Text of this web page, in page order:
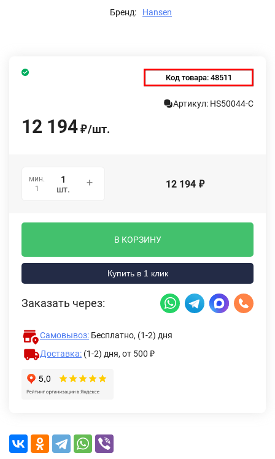
Бренд: Hansen
Код товара: 48511
Артикул: HS50044-C
12 194 ₽/шт.
мин.
1
шт. 12 194 ₽
В КОРЗИНУ
Купить в 1 клик
Заказать через:
Самовывоз: Бесплатно, (1-2) дня
Доставка: (1-2) дня, от 500 ₽